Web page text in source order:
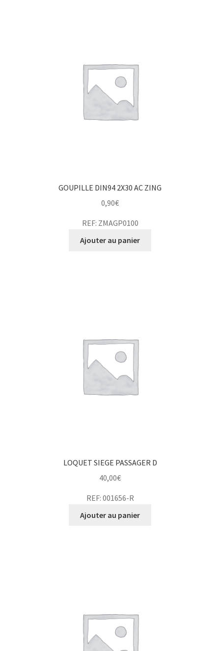
GOUPILLE DIN94 2X30 AC ZING
0,90€
REF: ZMAGP0100
Ajouter au panier
LOQUET SIEGE PASSAGER D
40,00€
REF: 001656-R
Ajouter au panier